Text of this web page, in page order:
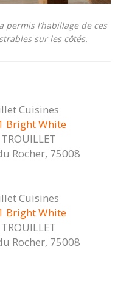
permis l’habillage de ces
sur les côtés.
Cuisines
Bright White
Rocher, 75008
Cuisines
Bright White
Rocher, 75008